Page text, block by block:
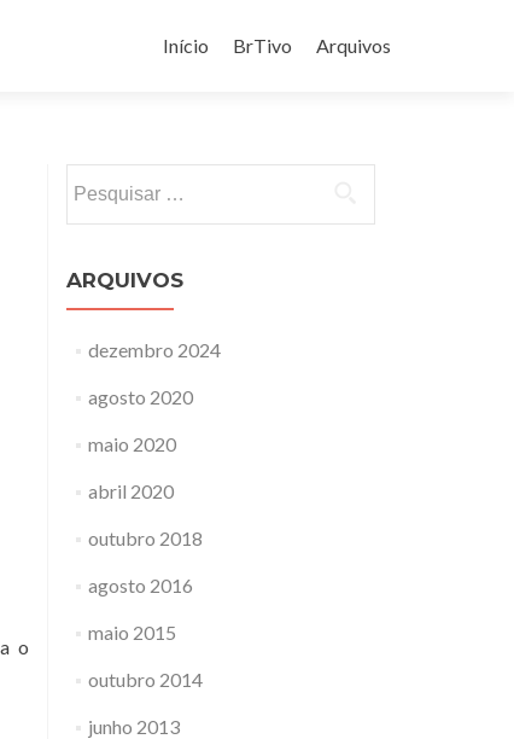
para
Início BrTivo Arquivos
o
por:
ARQUIVOS
dezembro 2024
agosto 2020
maio 2020
abril 2020
outubro 2018
agosto 2016
maio 2015
outubro 2014
junho 2013